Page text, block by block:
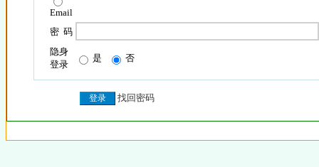
Email
密 码
隐身
登录
是 否
找回密码